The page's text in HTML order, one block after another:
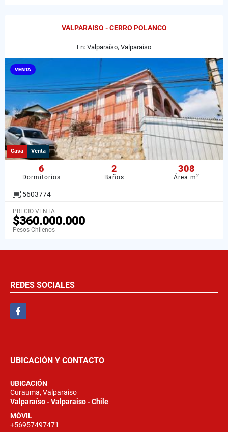
VALPARAISO - CERRO POLANCO
En: Valparaíso, Valparaiso
VENTA
Casa Venta
6
Dormitorios
2
Baños
308
Área m2
5603774
PRECIO VENTA
$360.000.000
Pesos Chilenos
REDES SOCIALES
Facebook
UBICACIÓN Y CONTACTO
UBICACIÓN
Curauma, Valparaiso
Valparaíso - Valparaiso - Chile
MÓVIL
+56957497471